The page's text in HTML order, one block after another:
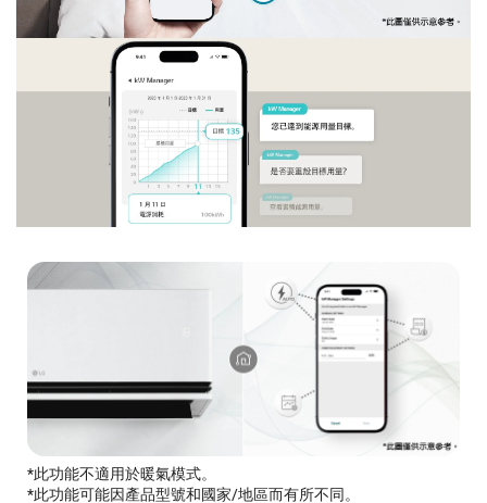
*此功能不適用於暖氣模式。
*此功能可能因產品型號和國家/地區而有所不同。